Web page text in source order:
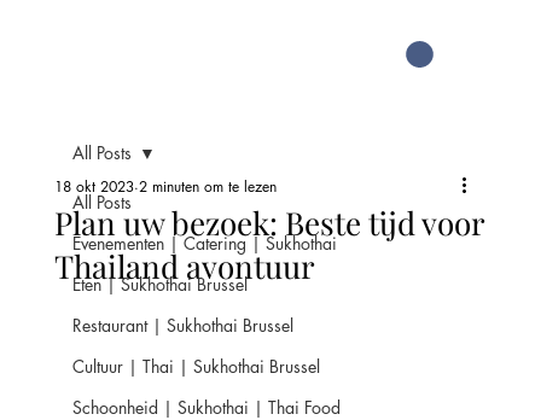
All Posts
Evenementen | Catering | Sukhothai
Eten | Sukhothai Brussel
Restaurant | Sukhothai Brussel
Cultuur | Thai | Sukhothai Brussel
Schoonheid | Sukhothai | Thai Food
All Posts
Plan uw bezoek: Beste tijd voor
Thailand avontuur
18 okt 2023 2 minuten om te lezen